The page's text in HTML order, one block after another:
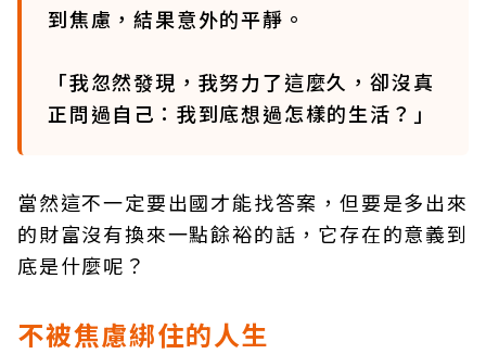
到焦慮，結果意外的平靜。
「我忽然發現，我努力了這麼久，卻沒真
正問過自己：我到底想過怎樣的生活？」
當然這不一定要出國才能找答案，但要是多出來
的財富沒有換來一點餘裕的話，它存在的意義到
底是什麼呢？
不被焦慮綁住的人生